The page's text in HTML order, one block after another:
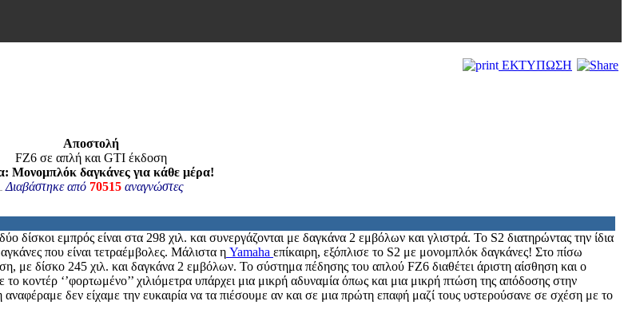
ΕΚΤΥΠΩΣΗ
Aποστολή
FZ6 σε απλή και GTI έκδοση
Μονομπλόκ δαγκάνες για κάθε μέρα!
Διαβάστηκε από 70515 αναγνώστες
δίσκοι εμπρός είναι στα 298 χιλ. και συνεργάζονται με δαγκάνα 2 εμβόλων και γλιστρά. Το S2 διατηρώντας την ίδια
που είναι τετραέμβολες. Μάλιστα η Yamaha επίκαιρη, εξόπλισε το S2 με μονομπλόκ δαγκάνες! Στο πίσω
με δίσκο 245 χιλ. και δαγκάνα 2 εμβόλων. Το σύστημα πέδησης του απλού FZ6 διαθέτει άριστη αίσθηση και ο
το κοντέρ ‘’φορτωμένο’’ χιλιόμετρα υπάρχει μια μικρή αδυναμία όπως και μια μικρή πτώση της απόδοσης στην
δεν είχαμε την ευκαιρία να τα πιέσουμε αν και σε μια πρώτη επαφή μαζί τους υστερούσανε σε σχέση με το